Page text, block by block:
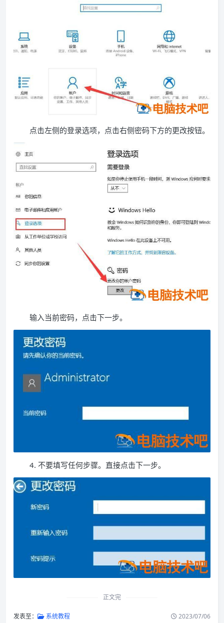
点击左侧的登录选项，点击右侧密码下方的更改按钮。
输入当前密码，点击下一步。
4. 不要填写任何步骤。直接点击下一步。
正文完
发表至： 系统教程 2023/07/06